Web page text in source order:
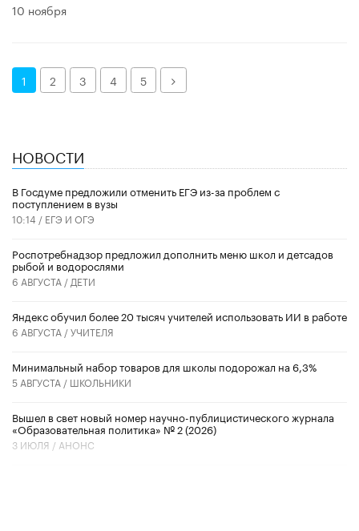
10 ноября
1 2 3 4 5 Далее
НОВОСТИ
В Госдуме предложили отменить ЕГЭ из-за проблем с
поступлением в вузы
10:14 / ЕГЭ И ОГЭ
Роспотребнадзор предложил дополнить меню школ и детсадов
рыбой и водорослями
6 АВГУСТА / ДЕТИ
​Яндекс обучил более 20 тысяч учителей использовать ИИ в работе
6 АВГУСТА /УЧИТЕЛЯ
Минимальный набор товаров для школы подорожал на 6,3%
5 АВГУСТА / ШКОЛЬНИКИ
Вышел в свет новый номер научно-публицистического журнала
«Образовательная политика» № 2 (2026)
3 ИЮЛЯ / АНОНС